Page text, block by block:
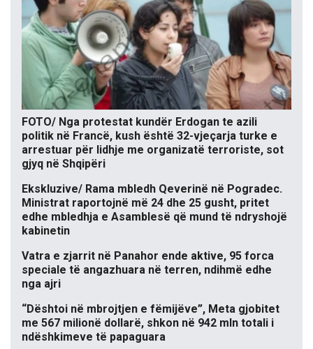
FOTO/ Nga protestat kundër Erdogan te azili
politik në Francë, kush është 32-vjeçarja turke e
arrestuar për lidhje me organizatë terroriste, sot
gjyq në Shqipëri
Ekskluzive/ Rama mbledh Qeverinë në Pogradec.
Ministrat raportojnë më 24 dhe 25 gusht, pritet
edhe mbledhja e Asamblesë që mund të ndryshojë
kabinetin
Vatra e zjarrit në Panahor ende aktive, 95 forca
speciale të angazhuara në terren, ndihmë edhe
nga ajri
“Dështoi në mbrojtjen e fëmijëve”, Meta gjobitet
me 567 milionë dollarë, shkon në 942 mln totali i
ndëshkimeve të papaguara